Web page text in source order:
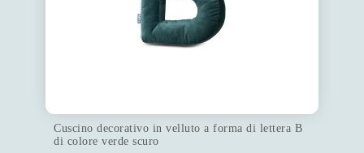
Cuscino decorativo in velluto a forma di lettera B
di colore verde scuro